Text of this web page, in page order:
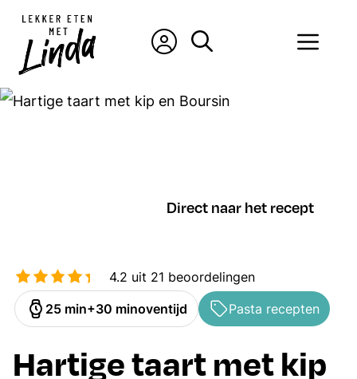
naar
inhoud
Direct naar het recept
4.2 uit 21 beoordelingen
25minuten
min oventijd
30minuten
min Pasta recepten
Hartige taart met kip